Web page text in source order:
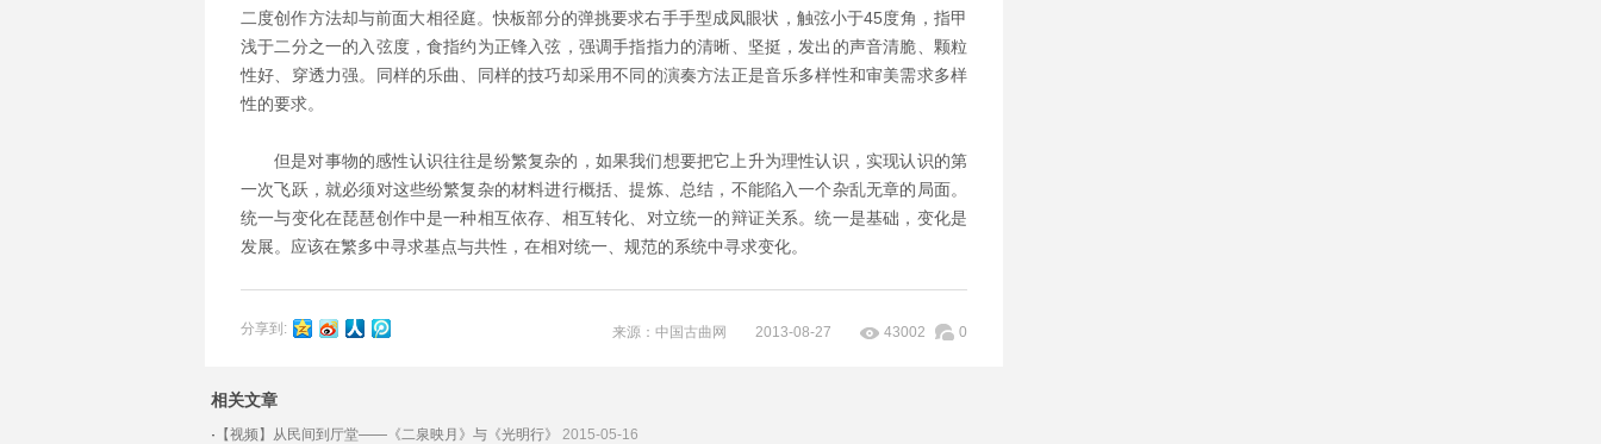
二度创作方法却与前面大相径庭。快板部分的弹挑要求右手手型成凤眼状，触弦小于45度角，指甲
浅于二分之一的入弦度，食指约为正锋入弦，强调手指指力的清晰、坚挺，发出的声音清脆、颗粒
性好、穿透力强。同样的乐曲、同样的技巧却采用不同的演奏方法正是音乐多样性和审美需求多样
性的要求。
但是对事物的感性认识往往是纷繁复杂的，如果我们想要把它上升为理性认识，实现认识的第
一次飞跃，就必须对这些纷繁复杂的材料进行概括、提炼、总结，不能陷入一个杂乱无章的局面。
统一与变化在琵琶创作中是一种相互依存、相互转化、对立统一的辩证关系。统一是基础，变化是
发展。应该在繁多中寻求基点与共性，在相对统一、规范的系统中寻求变化。
分享到: 来源：中国古曲网 2013-08-27 43002 0
相关文章
· 【视频】从民间到厅堂——《二泉映月》与《光明行》
2015-05-16